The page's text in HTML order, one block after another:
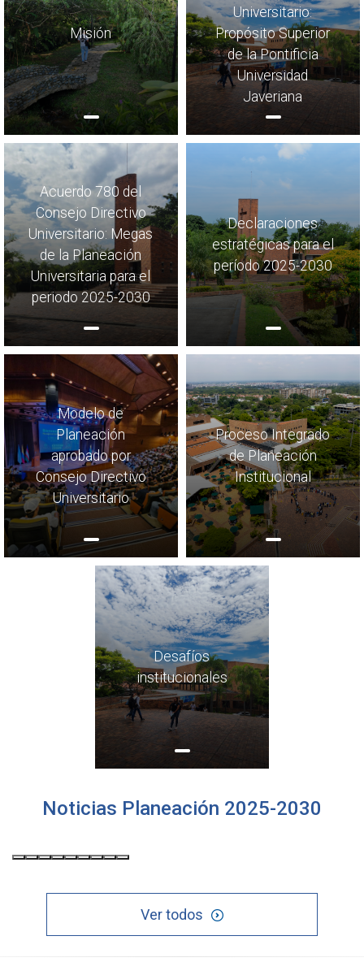
Misión
Universitario:
Propósito Superior
de la Pontificia
Universidad
Javeriana
Acuerdo 780 del
Consejo Directivo
Universitario: Megas
de la Planeación
Universitaria para el
periodo 2025-2030
Declaraciones
estratégicas para el
período 2025-2030
Modelo de
Planeación
aprobado por
Consejo Directivo
Universitario
Proceso Integrado
de Planeación
Institucional
Desafíos
institucionales
Noticias Planeación 2025-2030
Ver todos